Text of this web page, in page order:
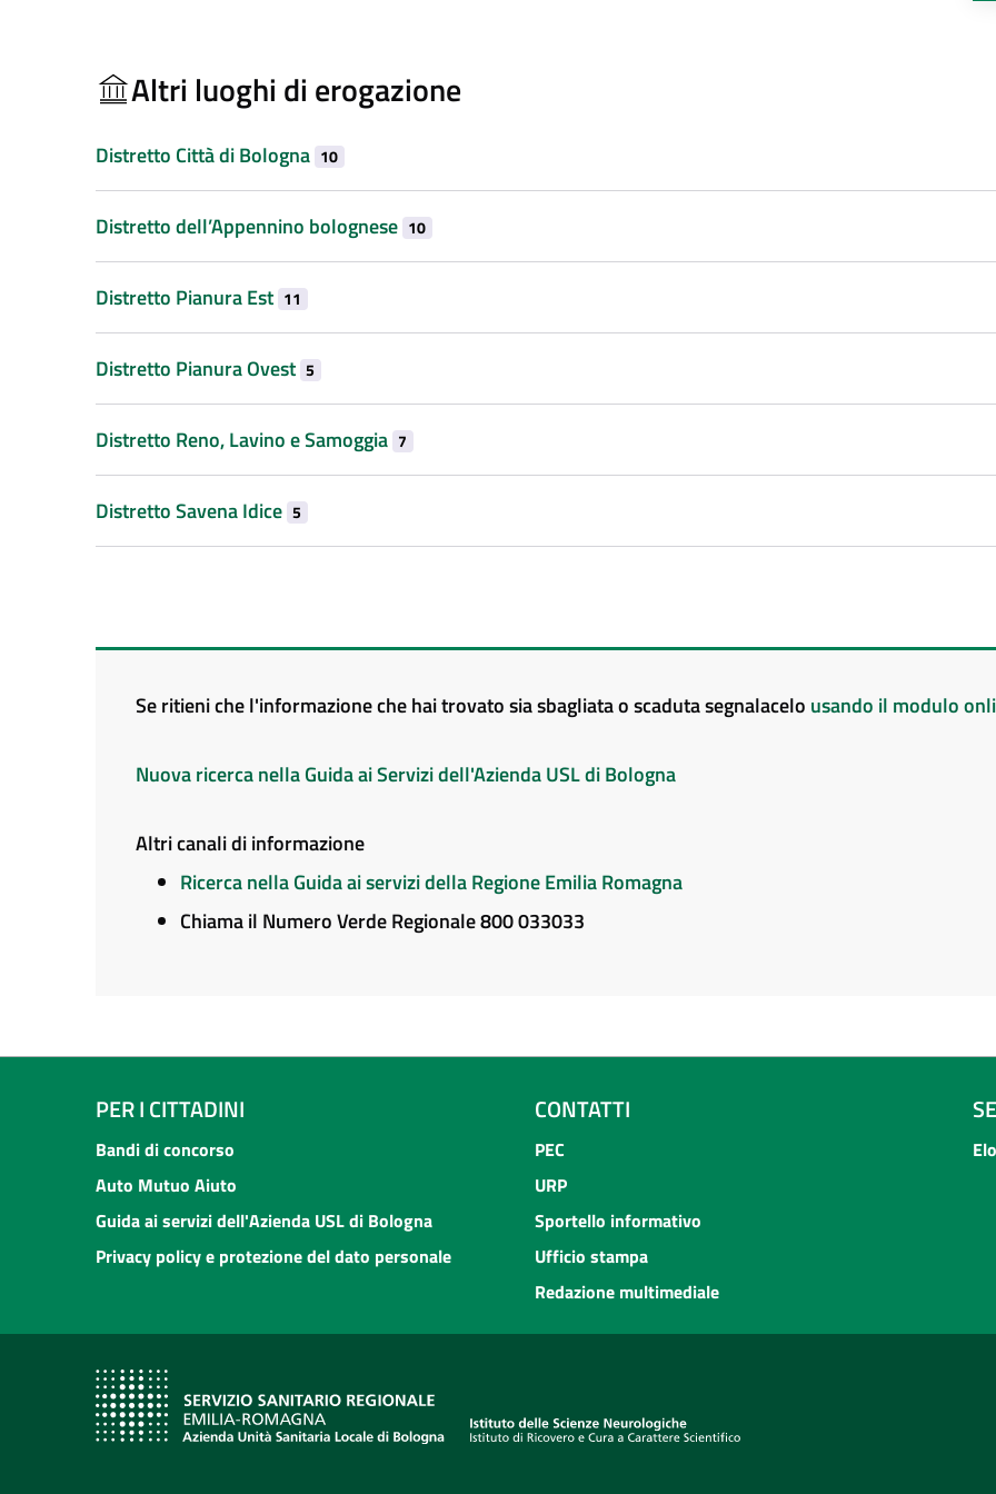
Altri luoghi di erogazione
Distretto Città di Bologna 10
Distretto dell’Appennino bolognese 10
Distretto Pianura Est 11
Distretto Pianura Ovest 5
Distretto Reno, Lavino e Samoggia 7
Distretto Savena Idice 5
Se ritieni che l'informazione che hai trovato sia sbagliata o scaduta segnalacelo usando il modulo
Nuova ricerca nella Guida ai Servizi dell'Azienda USL di Bologna
Altri canali di informazione
Ricerca nella Guida ai servizi della Regione Emilia Romagna
Chiama il Numero Verde Regionale 800 033033
PER I CITTADINI
Bandi di concorso
Auto Mutuo Aiuto
Guida ai servizi dell'Azienda USL di Bologna
Privacy policy e protezione del dato personale
CONTATTI
PEC
URP
Sportello informativo
Ufficio stampa
Redazione multimediale